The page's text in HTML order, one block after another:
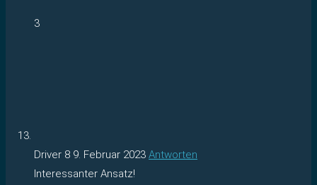
3
Driver 8 9. Februar 2023 Antworten
Interessanter Ansatz!